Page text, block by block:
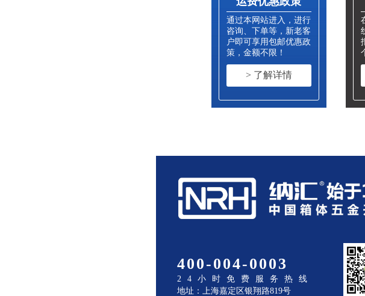
通过本网站进入，进行
咨询、下单等，新老客
户即可享用包邮优惠政
策，金额不限！
> 了解详情
400-004-0003
24小时免费服务热线
地址：上海嘉定区银翔路819号